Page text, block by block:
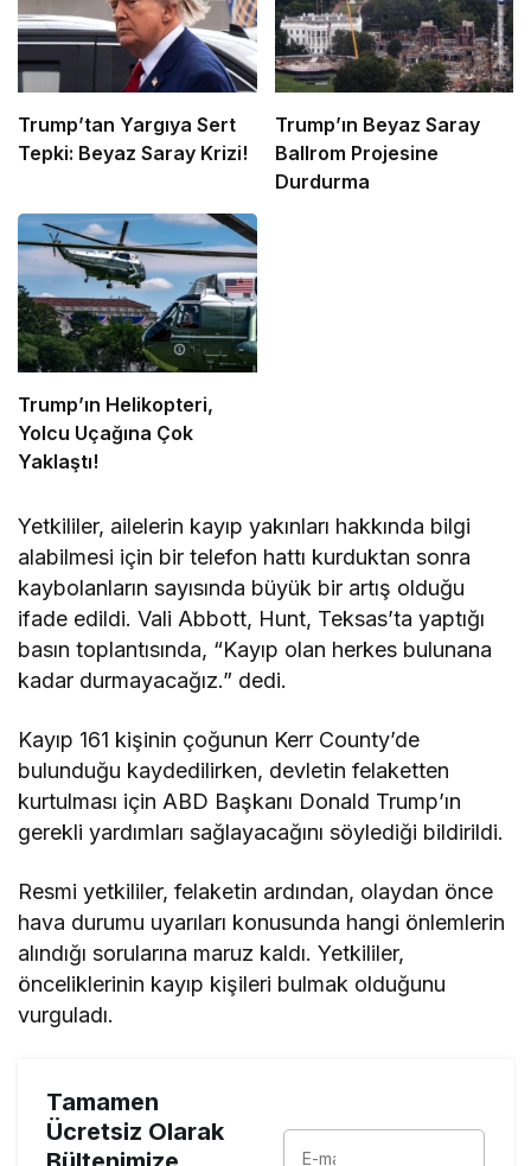
Trump’tan Yargıya Sert
Tepki: Beyaz Saray Krizi!
Trump’ın Beyaz Saray
Ballrom Projesine
Durdurma
Trump’ın Helikopteri,
Yolcu Uçağına Çok
Yaklaştı!
Yetkililer, ailelerin kayıp yakınları hakkında bilgi
alabilmesi için bir telefon hattı kurduktan sonra
kaybolanların sayısında büyük bir artış olduğu
ifade edildi. Vali Abbott, Hunt, Teksas’ta yaptığı
basın toplantısında, “Kayıp olan herkes bulunana
kadar durmayacağız.” dedi.
Kayıp 161 kişinin çoğunun Kerr County’de
bulunduğu kaydedilirken, devletin felaketten
kurtulması için ABD Başkanı Donald Trump’ın
gerekli yardımları sağlayacağını söylediği bildirildi.
Resmi yetkililer, felaketin ardından, olaydan önce
hava durumu uyarıları konusunda hangi önlemlerin
alındığı sorularına maruz kaldı. Yetkililer,
önceliklerinin kayıp kişileri bulmak olduğunu
vurguladı.
Tamamen
Ücretsiz Olarak